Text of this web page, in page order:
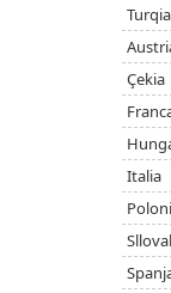
Turqia
Çekia
Italia